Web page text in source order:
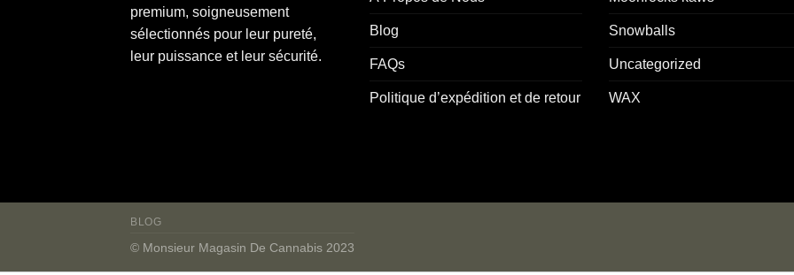
premium, soigneusement
sélectionnés pour leur pureté,
leur puissance et leur sécurité.
Blog
FAQs
Politique d’expédition et de retour
Snowballs
Uncategorized
WAX
BLOG
© Monsieur Magasin De Cannabis 2023